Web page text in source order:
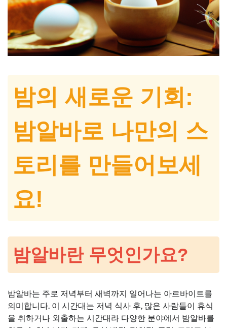
밤의 새로운 기회:
밤알바로 나만의 스
토리를 만들어보세
요!
밤알바란 무엇인가요?
밤알바는 주로 저녁부터 새벽까지 일어나는 아르바이트를
의미합니다. 이 시간대는 저녁 식사 후, 많은 사람들이 휴식
을 취하거나 외출하는 시간대라 다양한 분야에서 밤알바를